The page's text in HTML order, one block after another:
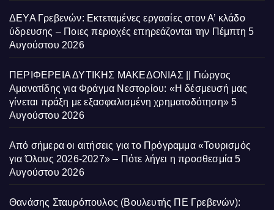
ΔΕΥΑ Γρεβενών: Εκτεταμένες εργασίες στον Α’ κλάδο
ύδρευσης – Ποιες περιοχές επηρεάζονται την Πέμπτη 5
Αυγούστου 2026
ΠΕΡΙΦΕΡΕΙΑ ΔΥΤΙΚΗΣ ΜΑΚΕΔΟΝΙΑΣ || Γιώργος
Αμανατίδης για Φράγμα Νεστορίου: «Η δέσμευσή μας
γίνεται πράξη με εξασφαλισμένη χρηματοδότηση» 5
Αυγούστου 2026
Από σήμερα οι αιτήσεις για το Πρόγραμμα «Τουρισμός
για Όλους 2026-2027» – Πότε λήγει η προσθεσμία 5
Αυγούστου 2026
Θανάσης Σταυρόπουλος (Βουλευτής ΠΕ Γρεβενών):